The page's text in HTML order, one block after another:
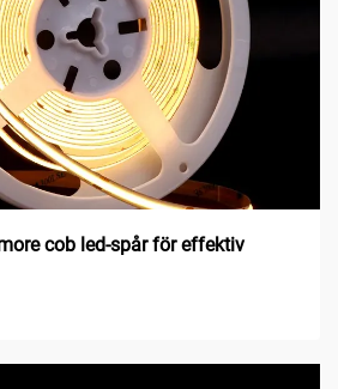
cob led-spår för effektiv